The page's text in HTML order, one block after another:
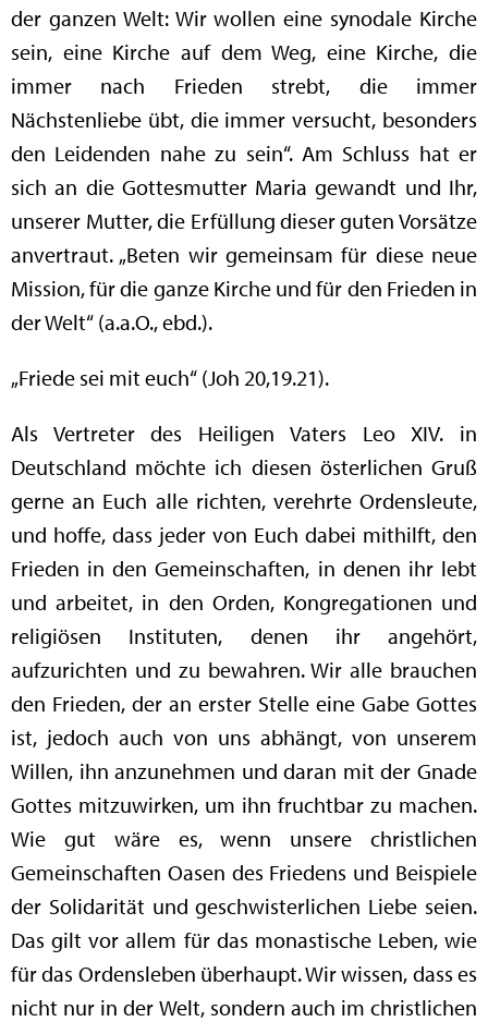
der ganzen Welt: Wir wollen eine synodale Kirche
sein, eine Kirche auf dem Weg, eine Kirche, die
immer nach Frieden strebt, die immer
Nächstenliebe übt, die immer versucht, besonders
den Leidenden nahe zu sein“. Am Schluss hat er
sich an die Gottesmutter Maria gewandt und Ihr,
unserer Mutter, die Erfüllung dieser guten Vorsätze
anvertraut. „Beten wir gemeinsam für diese neue
Mission, für die ganze Kirche und für den Frieden in
der Welt“ (a.a.O., ebd.).
„Friede sei mit euch“ (Joh 20,19.21).
Als Vertreter des Heiligen Vaters Leo XIV. in
Deutschland möchte ich diesen österlichen Gruß
gerne an Euch alle richten, verehrte Ordensleute,
und hoffe, dass jeder von Euch dabei mithilft, den
Frieden in den Gemeinschaften, in denen ihr lebt
und arbeitet, in den Orden, Kongregationen und
religiösen Instituten, denen ihr angehört,
aufzurichten und zu bewahren. Wir alle brauchen
den Frieden, der an erster Stelle eine Gabe Gottes
ist, jedoch auch von uns abhängt, von unserem
Willen, ihn anzunehmen und daran mit der Gnade
Gottes mitzuwirken, um ihn fruchtbar zu machen.
Wie gut wäre es, wenn unsere christlichen
Gemeinschaften Oasen des Friedens und Beispiele
der Solidarität und geschwisterlichen Liebe seien.
Das gilt vor allem für das monastische Leben, wie
für das Ordensleben überhaupt. Wir wissen, dass es
nicht nur in der Welt, sondern auch im christlichen